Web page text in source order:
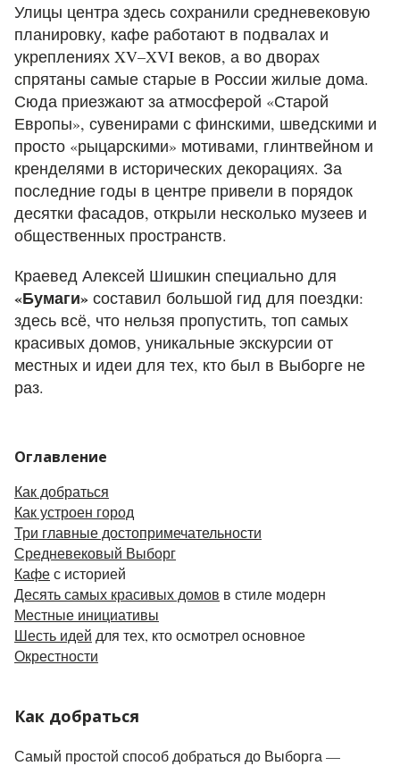
Улицы центра здесь сохранили средневековую
планировку, кафе работают в подвалах и
укреплениях XV–XVI веков, а во дворах
спрятаны самые старые в России жилые дома.
Сюда приезжают за атмосферой «Старой
Европы», сувенирами с финскими, шведскими и
просто «рыцарскими» мотивами, глинтвейном и
кренделями в исторических декорациях. За
последние годы в центре привели в порядок
десятки фасадов, открыли несколько музеев и
общественных пространств.
Краевед Алексей Шишкин специально для
«Бумаги» составил большой гид для поездки:
здесь всё, что нельзя пропустить, топ самых
красивых домов, уникальные экскурсии от
местных и идеи для тех, кто был в Выборге не
раз.
Оглавление
Как добраться
Как устроен город
Три главные достопримечательности
Средневековый Выборг
Кафес историей
Десять самых красивых домов в стиле модерн
Местные инициативы
Шесть идей для тех, кто осмотрел основное
Окрестности
Как добраться
Самый простой способ добраться до Выборга —